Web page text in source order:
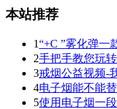
本站推荐
1“+C ”雾化弹一
2手把手教您玩
3戒烟公益视频-
4电子烟能不能
5使用电子烟一